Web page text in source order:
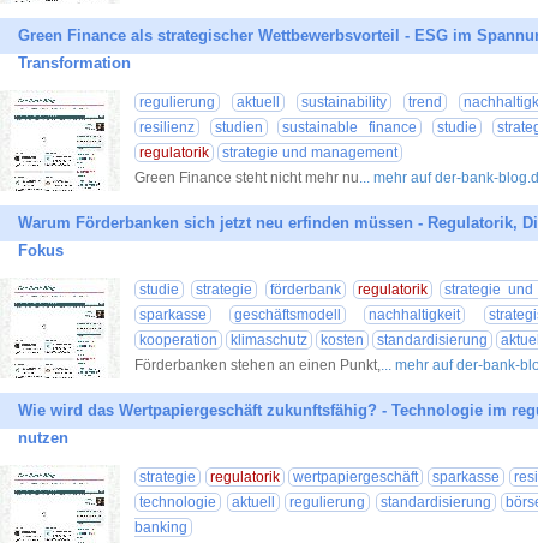
Green Finance als strategischer Wettbewerbsvorteil - ESG im
Transformation
regulierung aktuell sustainability trend
resilienz
studien sustainable finance studie
regulatorik
strategie und management
Green Finance steht nicht mehr nu... mehr auf der-bank-
Warum Förderbanken sich jetzt neu erfinden müssen - Regulatorik,
Fokus
studie strategie förderbank regulatorik
strategie und
sparkasse
geschäftsmodell nachhaltigkeit
kooperation
klimaschutz kosten standardisierung
Förderbanken stehen an einen Punkt,... mehr auf der-bank-
Wie wird das Wertpapiergeschäft zukunftsfähig? - Technologie im
nutzen
strategie regulatorik wertpapiergeschäft sparkasse
technologie
aktuell regulierung standardisierung
banking